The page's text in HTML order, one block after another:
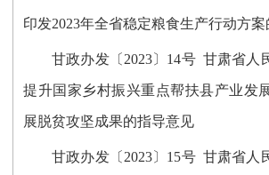
印发2023年全省稳定粮食生产行动方案
甘政办发〔2023〕14号 甘肃省人
提升国家乡村振兴重点帮扶县产业发
展脱贫攻坚成果的指导意见
甘政办发〔2023〕15号 甘肃省人